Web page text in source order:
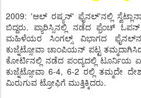
2009: 'ಆಲ್ ರಷ್ಯನ್' ಫೈನಲ್‌'ನಲ್ಲಿ
ಬಿದ್ದರು. ಪ್ಯಾರಿಸ್ಸಿನಲ್ಲಿ ನಡೆದ ಫ್ರೆಂಚ್
ಮಹಿಳೆಯರ ಸಿಂಗಲ್ಸ್ ವಿಭಾಗದ
ಕುಜ್ನೆಟ್ಸೋವಾ ಚಾಂಪಿಯನ್ ಪಟ್ಟ
ಕೋರ್ಟಿನಲ್ಲಿ ನಡೆದ ಪಂದ್ಯದಲ್ಲಿ ಟೂರ್ನಿಯ
ಕುಜ್ನೆಟ್ಸೋವಾ 6-4, 6-2 ರಲ್ಲಿ ತಮ್ಮದೇ
ಮಿರುಗುವ ಟ್ರೋಫಿಗೆ ಮುತ್ತಿಕ್ಕಿದರು.